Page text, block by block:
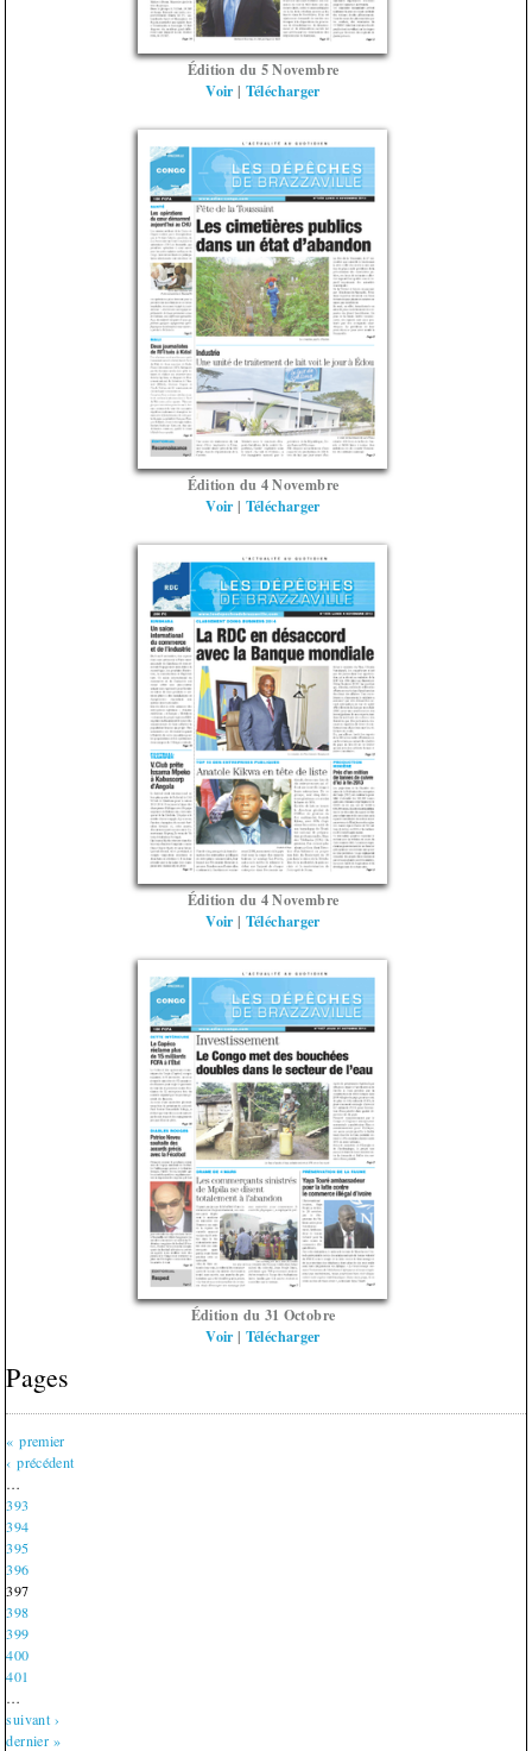
Édition du 5 Novembre
Voir | Télécharger
Édition du 4 Novembre
Voir | Télécharger
Édition du 4 Novembre
Voir | Télécharger
Édition du 31 Octobre
Voir | Télécharger
Pages
« premier
‹ précédent
…
393
394
395
396
397
398
399
400
401
…
suivant ›
dernier »